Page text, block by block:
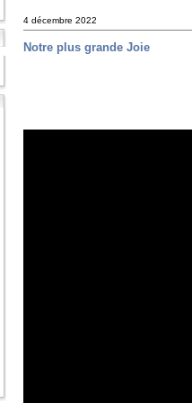
4 décembre 2022
Notre plus grande Joie